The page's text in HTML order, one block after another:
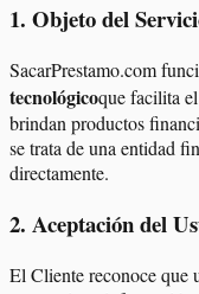
1. Objeto del
SacarPrestamo.com
tecnológicoque facilita
brindan productos
se trata de una entidad
directamente.
2. Aceptación del
El Cliente reconoce que